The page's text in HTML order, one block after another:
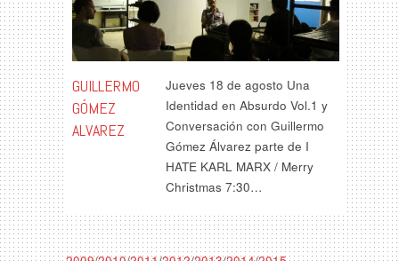
GUILLERMO
GÓMEZ
ALVAREZ
Jueves 18 de agosto Una
Identidad en Absurdo Vol.1 y
Conversación con Guillermo
Gómez Álvarez parte de I
HATE KARL MARX / Merry
Christmas 7:30…